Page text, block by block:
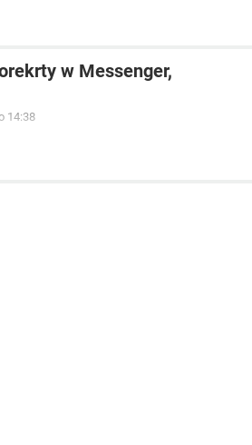
w Messenger,
14:38